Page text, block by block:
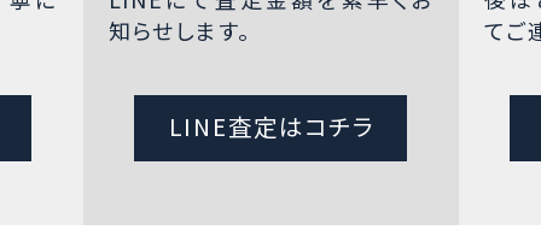
知らせします。
LINE査定はコチラ
てご